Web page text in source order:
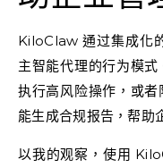
KiloClaw 通过集成化
主智能代理的行为模
执行高风险操作，或
能生成合规报告，帮助
以我的观察，使用